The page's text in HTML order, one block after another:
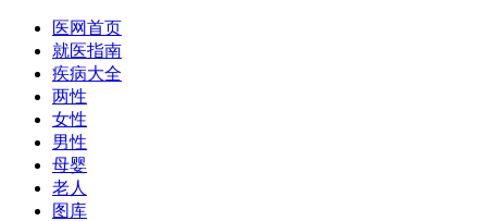
医网首页
就医指南
疾病大全
两性
女性
男性
母婴
老人
图库